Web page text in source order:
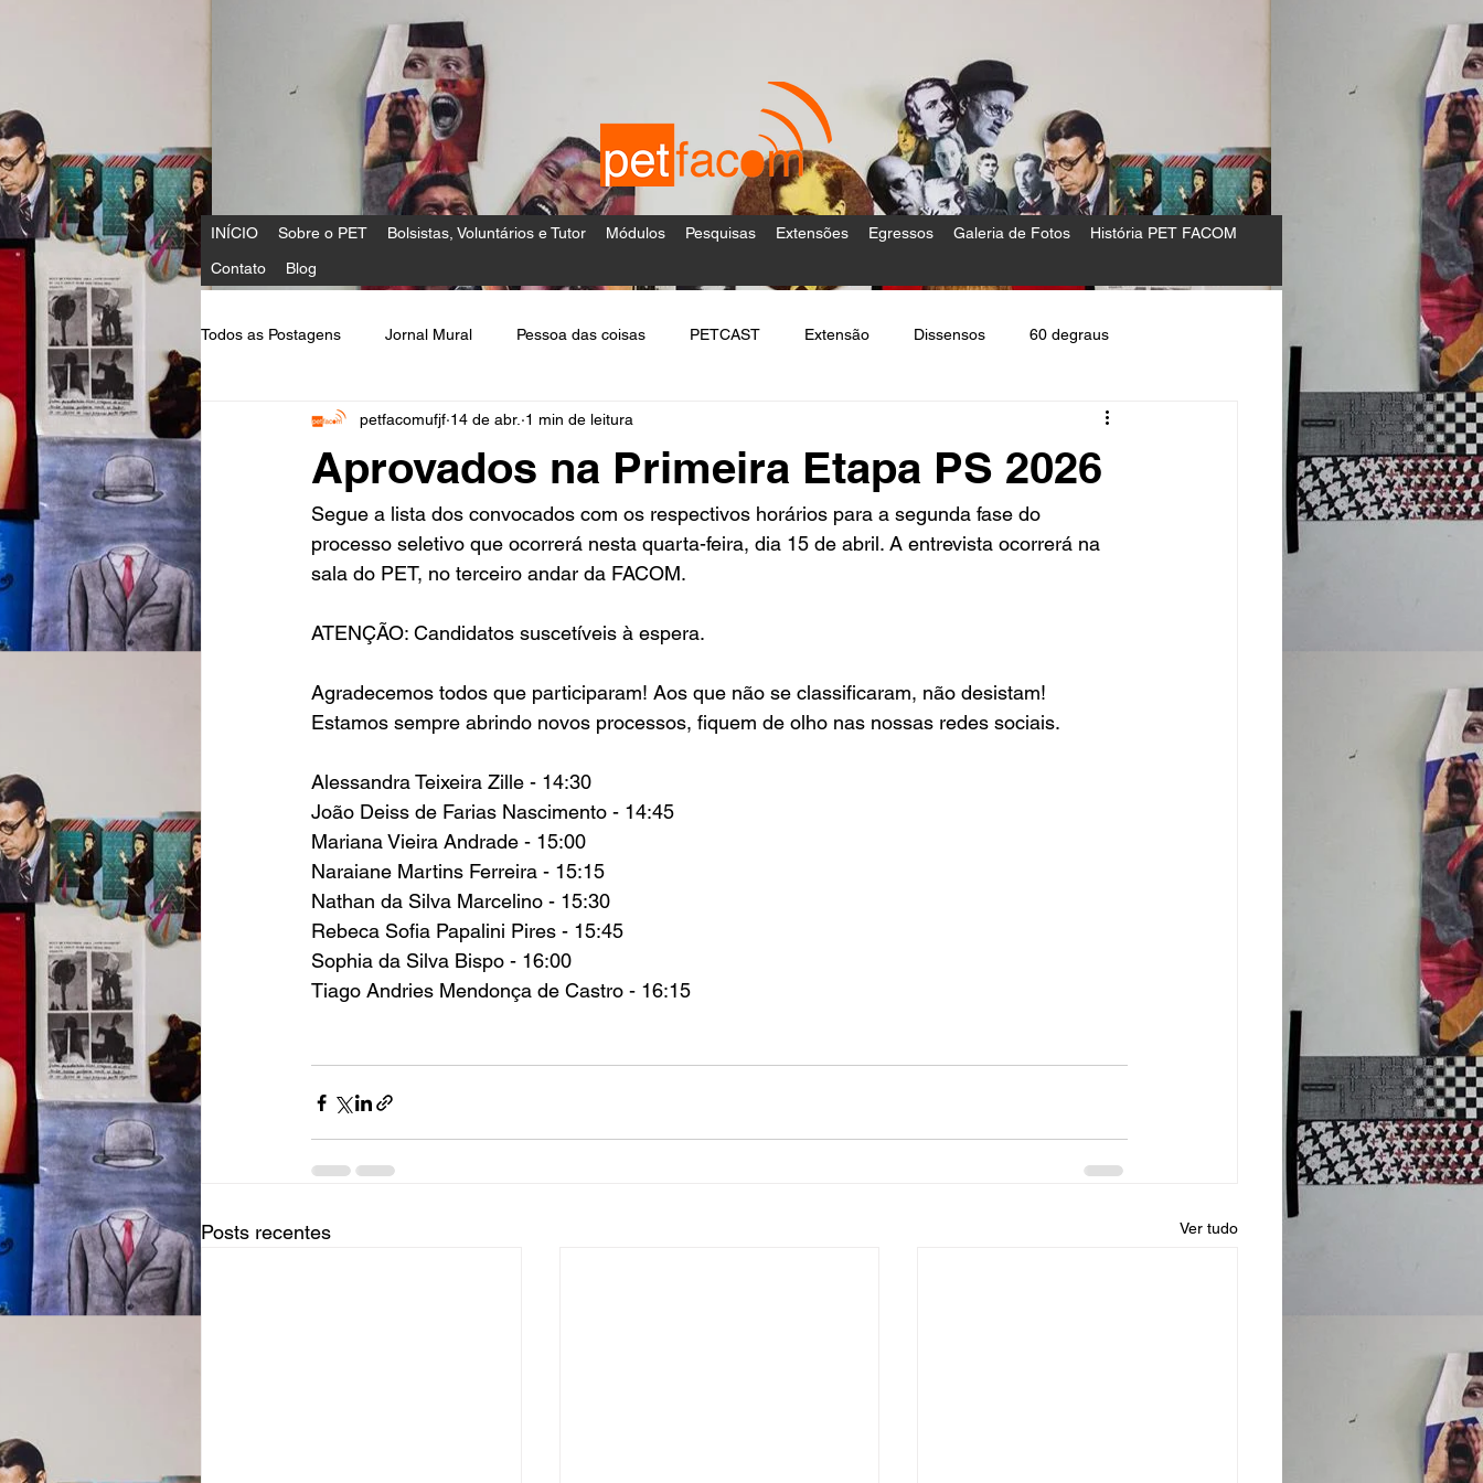
INÍCIO Sobre o PET Bolsistas, Voluntários e Tutor Módulos Pesquisas Extensões Egressos Galeria de Fotos
História PET FACOM
Contato
Blog
Todos as Postagens Jornal Mural Pessoa das coisas PETCAST Extensão Dissensos 60 degraus
Comunicação e Política na Rede
Aprovados na Primeira Etapa PS 2026
petfacomufjf 14 de abr. 1 min de leitura
Segue a lista dos convocados com os respectivos horários para a segunda fase do
processo seletivo que ocorrerá nesta quarta-feira, dia 15 de abril. A entrevista ocorrerá na
sala do PET, no terceiro andar da FACOM.
ATENÇÃO: Candidatos suscetíveis à espera.
Agradecemos todos que participaram! Aos que não se classificaram, não desistam!
Estamos sempre abrindo novos processos, fiquem de olho nas nossas redes sociais.
Alessandra Teixeira Zille - 14:30
João Deiss de Farias Nascimento - 14:45
Mariana Vieira Andrade - 15:00
Naraiane Martins Ferreira - 15:15
Nathan da Silva Marcelino - 15:30
Rebeca Sofia Papalini Pires - 15:45
Sophia da Silva Bispo - 16:00
Tiago Andries Mendonça de Castro - 16:15
Posts recentes Ver tudo